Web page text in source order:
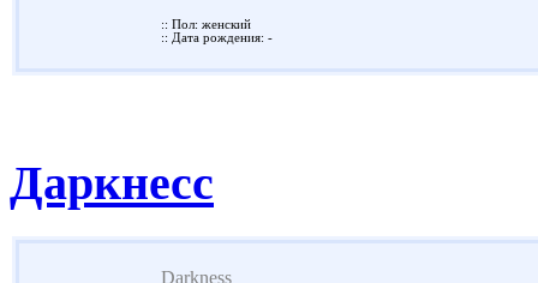
:: Пол: женский
:: Дата рождения: -
Даркнесс
Darkness